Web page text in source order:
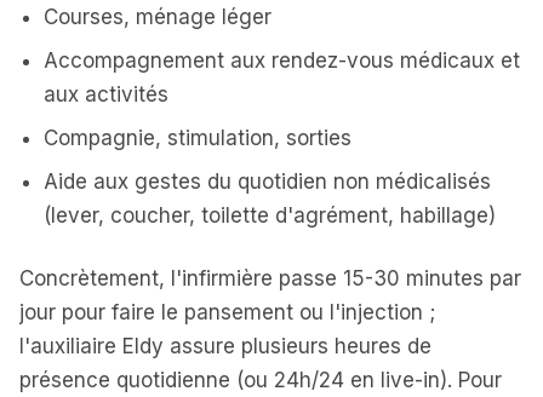
Courses, ménage léger
Accompagnement aux rendez-vous médicaux et
aux activités
Compagnie, stimulation, sorties
Aide aux gestes du quotidien non médicalisés
(lever, coucher, toilette d'agrément, habillage)
Concrètement, l'infirmière passe 15-30 minutes par
jour pour faire le pansement ou l'injection ;
l'auxiliaire Eldy assure plusieurs heures de
présence quotidienne (ou 24h/24 en live-in). Pour